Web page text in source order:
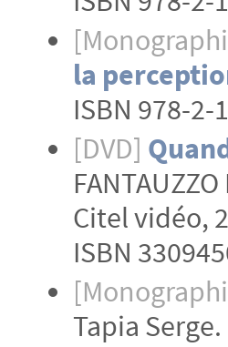
la
ISBN 978-2-
[DVD]
Citel vidéo,
ISBN
Tapia